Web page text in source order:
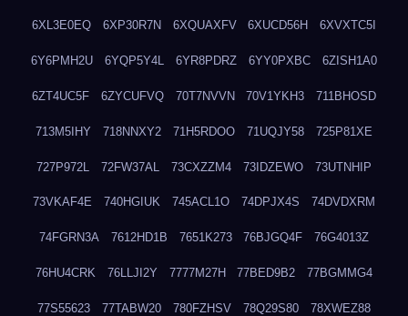
6XL3E0EQ 6XP30R7N 6XQUAXFV 6XUCD56H 6XVXTC5I
6Y6PMH2U 6YQP5Y4L 6YR8PDRZ 6YY0PXBC 6ZISH1A0
6ZT4UC5F 6ZYCUFVQ 70T7NVVN 70V1YKH3 711BHOSD
713M5IHY 718NNXY2 71H5RDOO 71UQJY58 725P81XE
727P972L 72FW37AL 73CXZZM4 73IDZEWO 73UTNHIP
73VKAF4E 740HGIUK 745ACL1O 74DPJX4S 74DVDXRM
74FGRN3A 7612HD1B 7651K273 76BJGQ4F 76G4013Z
76HU4CRK 76LLJI2Y 7777M27H 77BED9B2 77BGMMG4
77S55623 77TABW20 780FZHSV 78Q29S80 78XWEZ88